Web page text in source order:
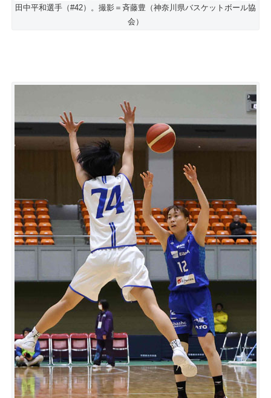
田中平和選手（#42）。撮影＝斉藤豊（神奈川県バスケットボール協
会）